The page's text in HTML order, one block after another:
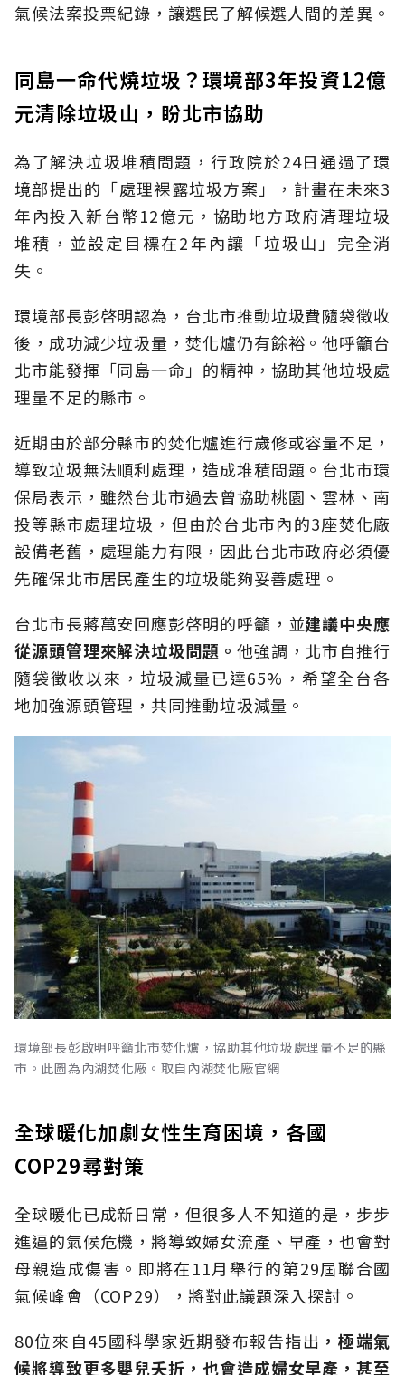
氣候法案投票紀錄，讓選民了解候選人間的差異。
同島一命代燒垃圾？環境部3年投資12億
元清除垃圾山，盼北市協助
為了解決垃圾堆積問題，行政院於24日通過了環
境部提出的「處理裸露垃圾方案」，計畫在未來3
年內投入新台幣12億元，協助地方政府清理垃圾
堆積，並設定目標在2年內讓「垃圾山」完全消
失。
環境部長彭啓明認為，台北市推動垃圾費隨袋徵收
後，成功減少垃圾量，焚化爐仍有餘裕。他呼籲台
北市能發揮「同島一命」的精神，協助其他垃圾處
理量不足的縣市。
近期由於部分縣市的焚化爐進行歲修或容量不足，
導致垃圾無法順利處理，造成堆積問題。台北市環
保局表示，雖然台北市過去曾協助桃園、雲林、南
投等縣市處理垃圾，但由於台北市內的3座焚化廠
設備老舊，處理能力有限，因此台北市政府必須優
先確保北市居民產生的垃圾能夠妥善處理。
台北市長蔣萬安回應彭啓明的呼籲，並建議中央應
從源頭管理來解決垃圾問題。 他強調，北市自推行
隨袋徵收以來，垃圾減量已達65%，希望全台各
地加強源頭管理，共同推動垃圾減量。
環境部長彭啟明呼籲北市焚化爐，協助其他垃圾處理量不足的縣
市。此圖為內湖焚化廠。取自內湖焚化廠官網
全球暖化加劇女性生育困境，各國
COP29尋對策
全球暖化已成新日常，但很多人不知道的是，步步
進逼的氣候危機，將導致婦女流產、早產，也會對
母親造成傷害。即將在11月舉行的第29屆聯合國
氣候峰會（COP29），將對此議題深入探討。
80位來自45國科學家近期發布報告指出 ，極端氣
候將導致更多嬰兒夭折，也會造成婦女早產，甚至